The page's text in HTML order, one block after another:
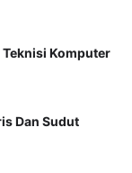
Komputer
Dan Sudut